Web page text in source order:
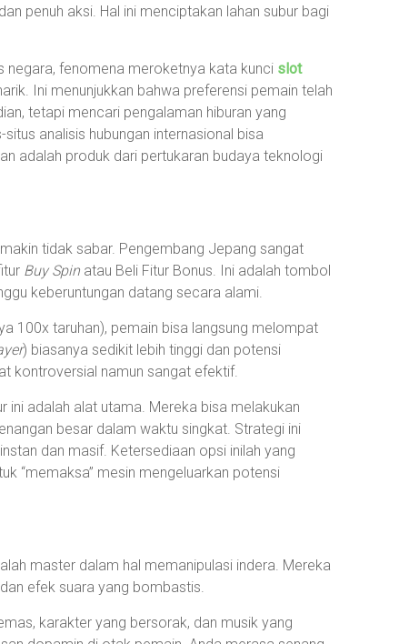
penuh aksi. Hal ini menciptakan lahan subur bagi
negara, fenomena meroketnya kata kunci slot
Ini menunjukkan bahwa preferensi pemain telah
tetapi mencari pengalaman hiburan yang
analisis hubungan internasional bisa
adalah produk dari pertukaran budaya teknologi
tidak sabar. Pengembang Jepang sangat
Buy Spin atau Beli Fitur Bonus. Ini adalah tombol
keberuntungan datang secara alami.
100x taruhan), pemain bisa langsung melompat
) biasanya sedikit lebih tinggi dan potensi
kontroversial namun sangat efektif.
ini adalah alat utama. Mereka bisa melakukan
besar dalam waktu singkat. Strategi ini
dan masif. Ketersediaan opsi inilah yang
“memaksa” mesin mengeluarkan potensi
master dalam hal memanipulasi indera. Mereka
efek suara yang bombastis.
karakter yang bersorak, dan musik yang